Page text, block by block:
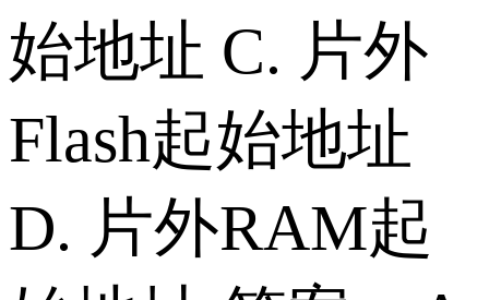
始地址 C. 片外
Flash起始地址
D. 片外RAM起